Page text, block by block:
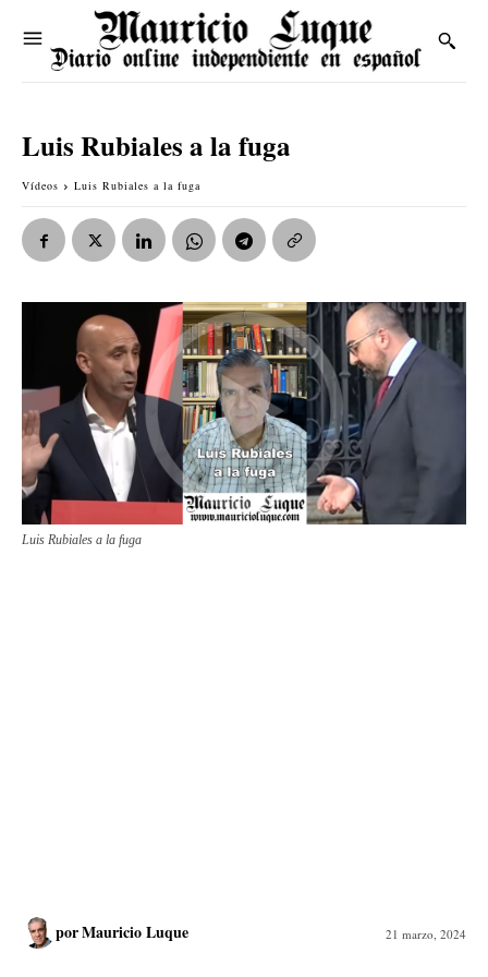
Luis Rubiales a la fuga
Vídeos Luis Rubiales a la fuga
Luis Rubiales a la fuga
porMauricio Luque 21 marzo, 2024